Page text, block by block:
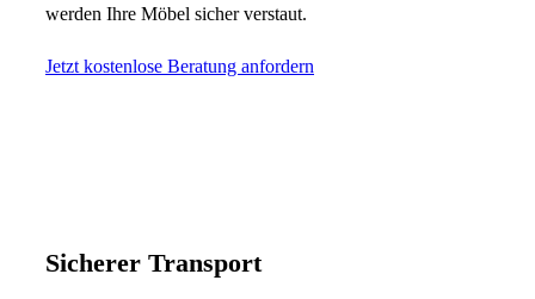
werden Ihre Möbel sicher verstaut.
Jetzt kostenlose Beratung anfordern
Sicherer Transport